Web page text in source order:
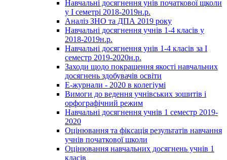
Навчальні досягнення унів початкової щколи
у І семетрі 2018-2019н.р.
Аналіз ЗНО та ДПА 2019 року
Навчальні досягнення учнів 1-4 класів у
2018-2019н.р.
Навчальні досягнення унів 1-4 класів за І
семестр 2019-2020н.р.
Заходи щодо покращення якості навчальних
досягнень здобувачів освіти
Е-журнали - 2020 в колегіумі
Вимоги до ведення учнівських зошитів і
орфографічний режим
Навчальні досягнення учнів 1 семестр 2019-
2020
Оцінювання та фіксація результатів навчання
учнів початкової школи
Оцінювання навчальних досягнень учнів 1
класів